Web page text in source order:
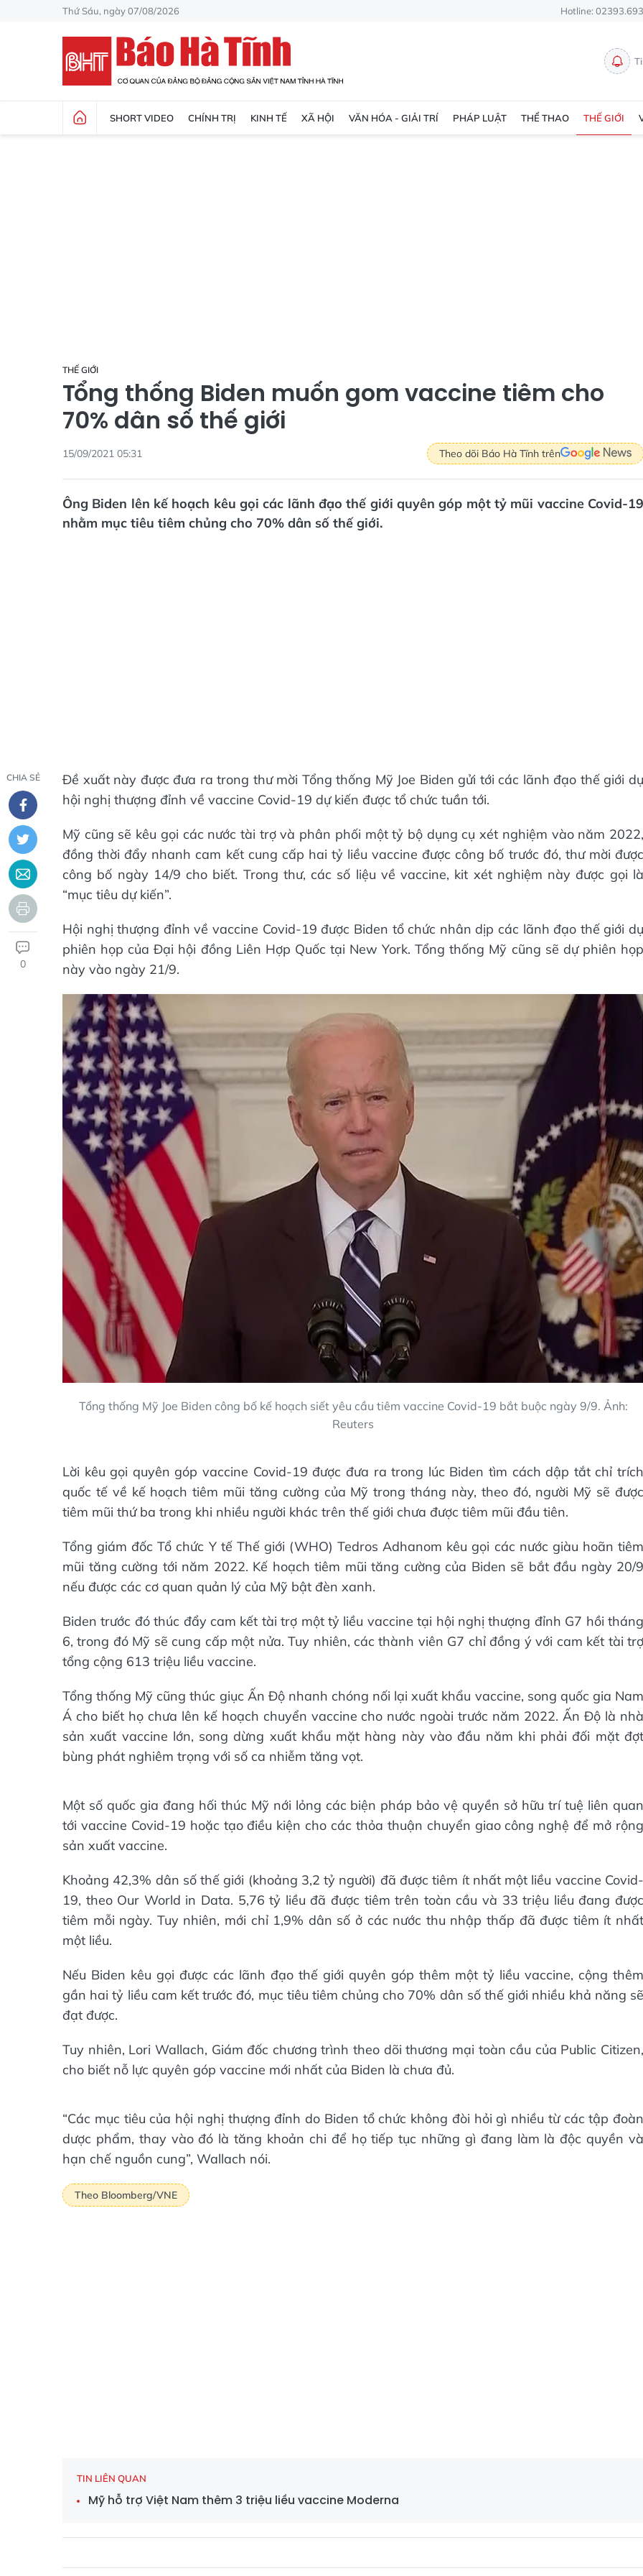
Thứ Sáu, ngày 07/08/2026 Hotline:
SHORT VIDEO CHÍNH TRỊ KINH TẾ XÃ HỘI VĂN HÓA - GIẢI TRÍ PHÁP LUẬT THỂ THAO THẾ GIỚI
THẾ GIỚI
Tổng thống Biden muốn gom vaccine tiêm cho
70% dân số thế giới
15/09/2021 05:31 Theo dõi Báo Hà Tĩnh trên
Ông Biden lên kế hoạch kêu gọi các lãnh đạo thế giới quyên góp một tỷ mũi vaccine Covid-19
nhằm mục tiêu tiêm chủng cho 70% dân số thế giới.
CHIA SẺ
0
Đề xuất này được đưa ra trong thư mời Tổng thống Mỹ Joe Biden gửi tới các lãnh đạo thế giới dự
hội nghị thượng đỉnh về vaccine Covid-19 dự kiến được tổ chức tuần tới.
Mỹ cũng sẽ kêu gọi các nước tài trợ và phân phối một tỷ bộ dụng cụ xét nghiệm vào năm 2022,
đồng thời đẩy nhanh cam kết cung cấp hai tỷ liều vaccine được công bố trước đó, thư mời được
công bố ngày 14/9 cho biết. Trong thư, các số liệu về vaccine, kit xét nghiệm này được gọi là
“mục tiêu dự kiến”.
Hội nghị thượng đỉnh về vaccine Covid-19 được Biden tổ chức nhân dịp các lãnh đạo thế giới dự
phiên họp của Đại hội đồng Liên Hợp Quốc tại New York. Tổng thống Mỹ cũng sẽ dự phiên họp
này vào ngày 21/9.
Tổng thống Mỹ Joe Biden công bố kế hoạch siết yêu cầu tiêm vaccine Covid-19 bắt buộc ngày 9/9. Ảnh:
Reuters
Lời kêu gọi quyên góp vaccine Covid-19 được đưa ra trong lúc Biden tìm cách dập tắt chỉ trích
quốc tế về kế hoạch tiêm mũi tăng cường của Mỹ trong tháng này, theo đó, người Mỹ sẽ được
tiêm mũi thứ ba trong khi nhiều người khác trên thế giới chưa được tiêm mũi đầu tiên.
Tổng giám đốc Tổ chức Y tế Thế giới (WHO) Tedros Adhanom kêu gọi các nước giàu hoãn tiêm
mũi tăng cường tới năm 2022. Kế hoạch tiêm mũi tăng cường của Biden sẽ bắt đầu ngày 20/9
nếu được các cơ quan quản lý của Mỹ bật đèn xanh.
Biden trước đó thúc đẩy cam kết tài trợ một tỷ liều vaccine tại hội nghị thượng đỉnh G7 hồi tháng
6, trong đó Mỹ sẽ cung cấp một nửa. Tuy nhiên, các thành viên G7 chỉ đồng ý với cam kết tài trợ
tổng cộng 613 triệu liều vaccine.
Tổng thống Mỹ cũng thúc giục Ấn Độ nhanh chóng nối lại xuất khẩu vaccine, song quốc gia Nam
Á cho biết họ chưa lên kế hoạch chuyển vaccine cho nước ngoài trước năm 2022. Ấn Độ là nhà
sản xuất vaccine lớn, song dừng xuất khẩu mặt hàng này vào đầu năm khi phải đối mặt đợt
bùng phát nghiêm trọng với số ca nhiễm tăng vọt.
Một số quốc gia đang hối thúc Mỹ nới lỏng các biện pháp bảo vệ quyền sở hữu trí tuệ liên quan
tới vaccine Covid-19 hoặc tạo điều kiện cho các thỏa thuận chuyển giao công nghệ để mở rộng
sản xuất vaccine.
Khoảng 42,3% dân số thế giới (khoảng 3,2 tỷ người) đã được tiêm ít nhất một liều vaccine Covid-
19, theo Our World in Data. 5,76 tỷ liều đã được tiêm trên toàn cầu và 33 triệu liều đang được
tiêm mỗi ngày. Tuy nhiên, mới chỉ 1,9% dân số ở các nước thu nhập thấp đã được tiêm ít nhất
một liều.
Nếu Biden kêu gọi được các lãnh đạo thế giới quyên góp thêm một tỷ liều vaccine, cộng thêm
gần hai tỷ liều cam kết trước đó, mục tiêu tiêm chủng cho 70% dân số thế giới nhiều khả năng sẽ
đạt được.
Tuy nhiên, Lori Wallach, Giám đốc chương trình theo dõi thương mại toàn cầu của Public Citizen,
cho biết nỗ lực quyên góp vaccine mới nhất của Biden là chưa đủ.
“Các mục tiêu của hội nghị thượng đỉnh do Biden tổ chức không đòi hỏi gì nhiều từ các tập đoàn
dược phẩm, thay vào đó là tăng khoản chi để họ tiếp tục những gì đang làm là độc quyền và
hạn chế nguồn cung”, Wallach nói.
Theo Bloomberg/VNE
TIN LIÊN QUAN
Mỹ hỗ trợ Việt Nam thêm 3 triệu liều vaccine Moderna